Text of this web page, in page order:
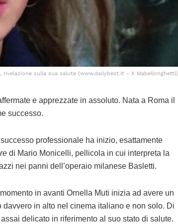
rivelazione sulla sua salute (www.dailybest.it - X Mabellonghettl)
e apprezzate in assoluto. Nata a Roma il
successo.
professionale ha inizio, esattamente
di Mario Monicelli, pellicola in cui interpreta la
nei panni dell’operaio milanese Basletti.
in avanti Ornella Muti inizia ad avere un
in alto nel cinema italiano e non solo. Di
delicato in riferimento al suo stato di salute.